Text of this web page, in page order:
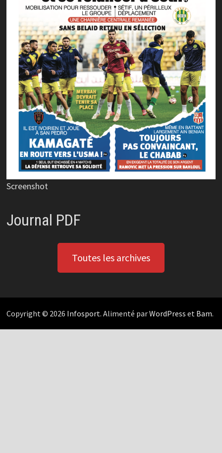
Screenshot
Journal PDF
Toutes les archives
Copyright © 2026 Infosport. Alimenté parWordPress et Bam.